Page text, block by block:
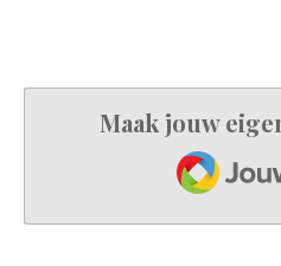
Maak jouw
JouwWeb